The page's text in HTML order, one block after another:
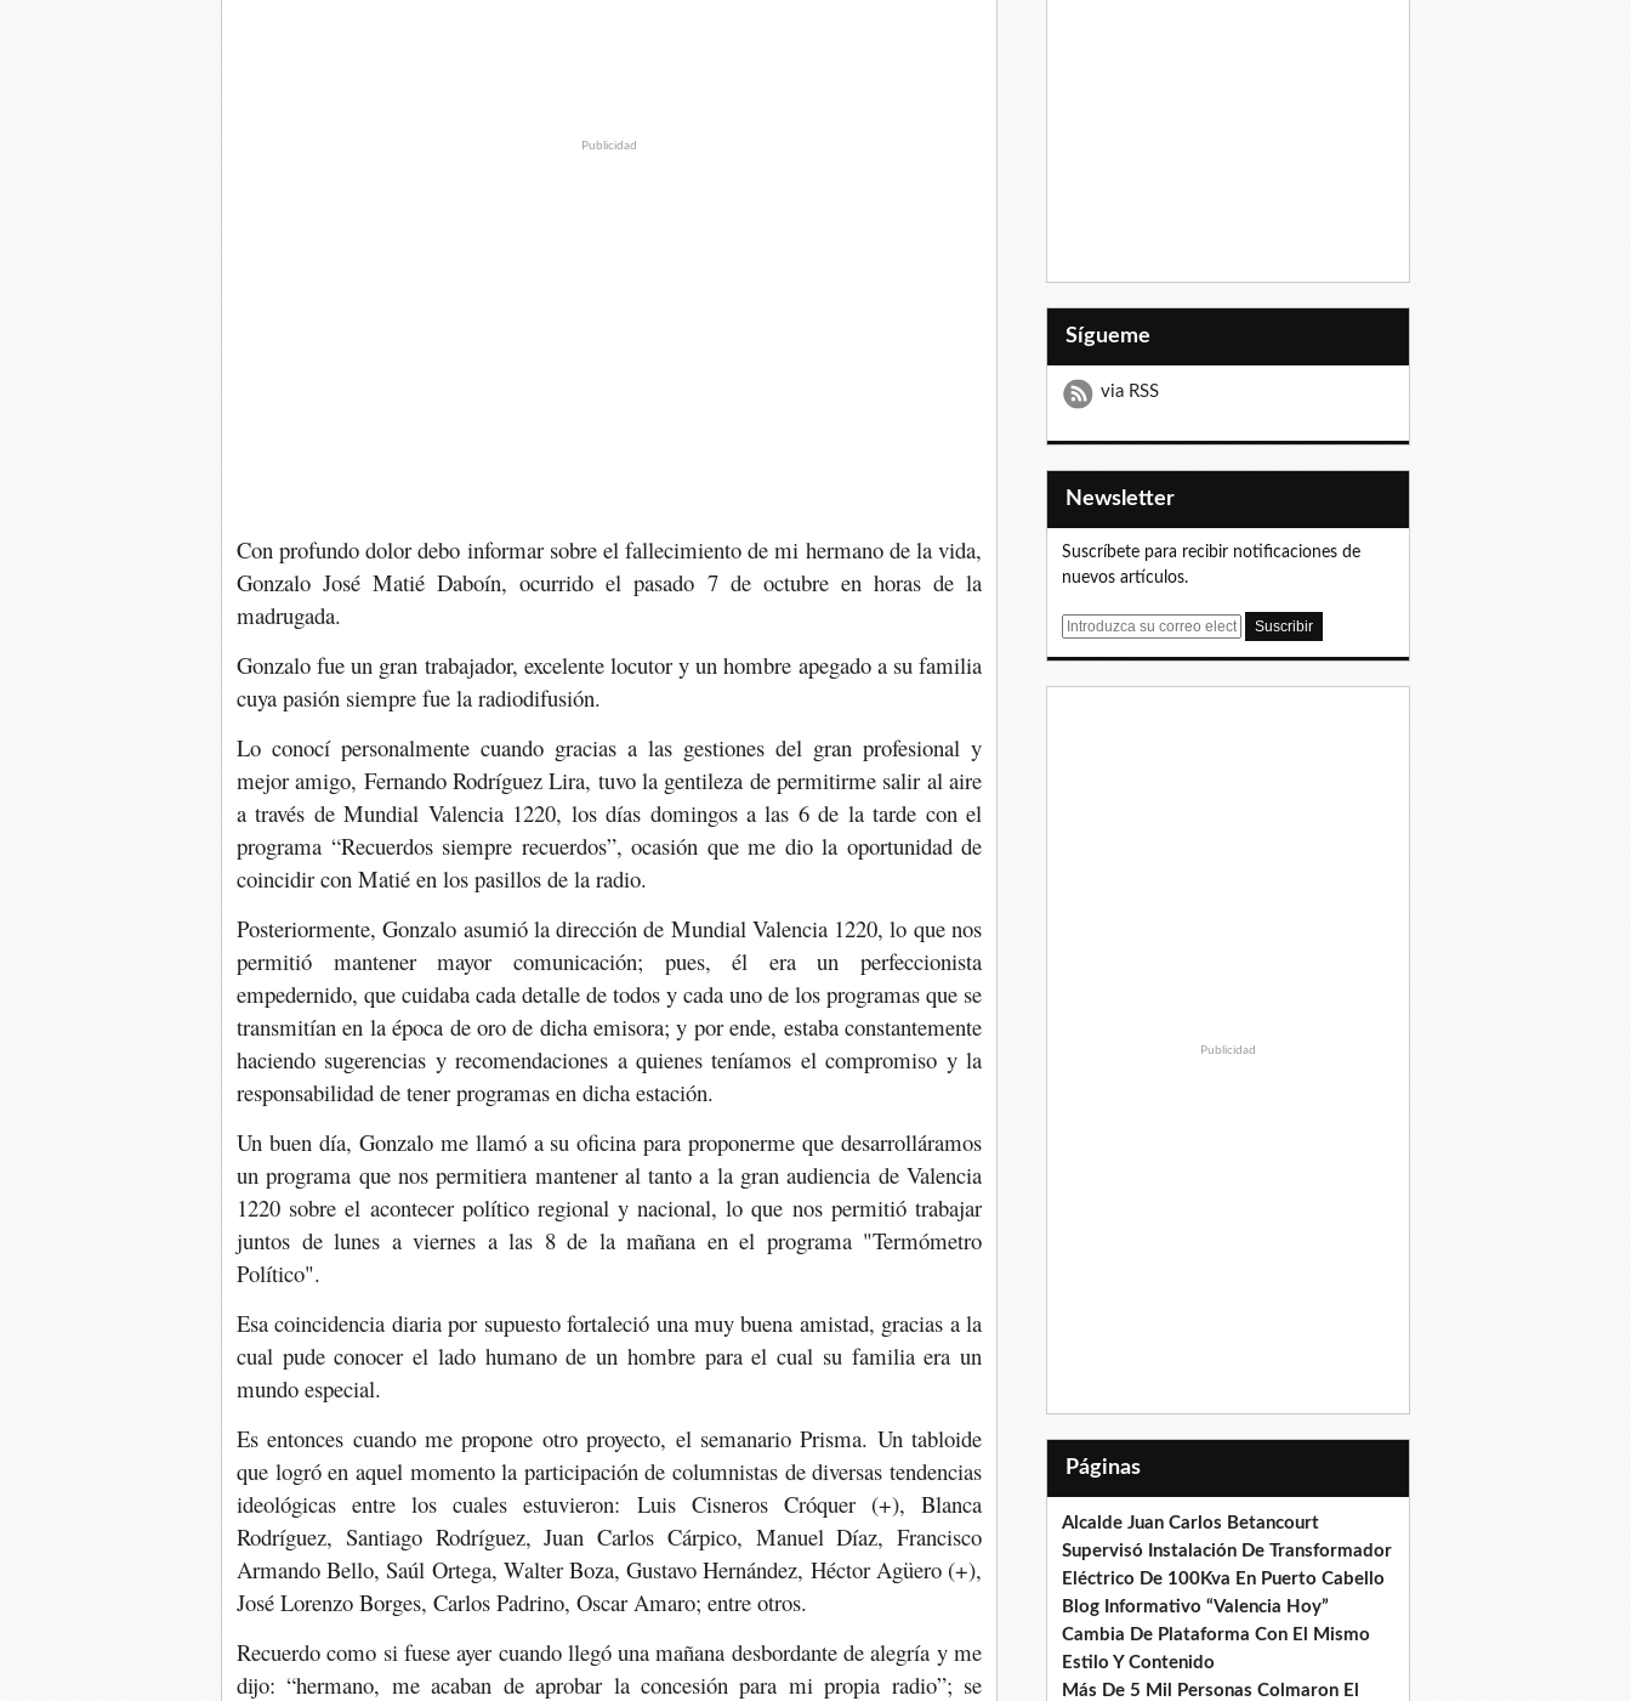
Publicidad
Con profundo dolor debo informar sobre el fallecimiento de mi hermano de la vida,
Gonzalo José Matié Daboín, ocurrido el pasado 7 de octubre en horas de la
madrugada.
Gonzalo fue un gran trabajador, excelente locutor y un hombre apegado a su familia
cuya pasión siempre fue la radiodifusión.
Lo conocí personalmente cuando gracias a las gestiones del gran profesional y
mejor amigo, Fernando Rodríguez Lira, tuvo la gentileza de permitirme salir al aire
a través de Mundial Valencia 1220, los días domingos a las 6 de la tarde con el
programa “Recuerdos siempre recuerdos”, ocasión que me dio la oportunidad de
coincidir con Matié en los pasillos de la radio.
Posteriormente, Gonzalo asumió la dirección de Mundial Valencia 1220, lo que nos
permitió mantener mayor comunicación; pues, él era un perfeccionista
empedernido, que cuidaba cada detalle de todos y cada uno de los programas que se
transmitían en la época de oro de dicha emisora; y por ende, estaba constantemente
haciendo sugerencias y recomendaciones a quienes teníamos el compromiso y la
responsabilidad de tener programas en dicha estación.
Un buen día, Gonzalo me llamó a su oficina para proponerme que desarrolláramos
un programa que nos permitiera mantener al tanto a la gran audiencia de Valencia
1220 sobre el acontecer político regional y nacional, lo que nos permitió trabajar
juntos de lunes a viernes a las 8 de la mañana en el programa "Termómetro
Político".
Esa coincidencia diaria por supuesto fortaleció una muy buena amistad, gracias a la
cual pude conocer el lado humano de un hombre para el cual su familia era un
mundo especial.
Es entonces cuando me propone otro proyecto, el semanario Prisma. Un tabloide
que logró en aquel momento la participación de columnistas de diversas tendencias
ideológicas entre los cuales estuvieron: Luis Cisneros Cróquer (+), Blanca
Rodríguez, Santiago Rodríguez, Juan Carlos Cárpico, Manuel Díaz, Francisco
Armando Bello, Saúl Ortega, Walter Boza, Gustavo Hernández, Héctor Agüero (+),
José Lorenzo Borges, Carlos Padrino, Oscar Amaro; entre otros.
Recuerdo como si fuese ayer cuando llegó una mañana desbordante de alegría y me
dijo: “hermano, me acaban de aprobar la concesión para mi propia radio”; se
Sígueme
via RSS
Newsletter
Suscríbete para recibir notificaciones de
nuevos artículos.
E
Publicidad
Páginas
Alcalde Juan Carlos Betancourt
Supervisó Instalación De Transformador
Eléctrico De 100Kva En Puerto Cabello
Blog Informativo “Valencia Hoy”
Cambia De Plataforma Con El Mismo
Estilo Y Contenido
Más De 5 Mil Personas Colmaron El